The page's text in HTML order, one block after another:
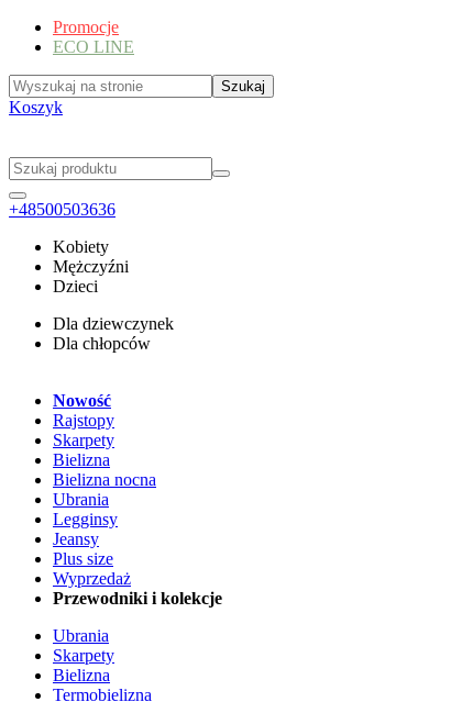
Promocje
ECO LINE
Koszyk
+48500503636
Kobiety
Mężczyźni
Dzieci
Dla dziewczynek
Dla chłopców
Nowość
Rajstopy
Skarpety
Bielizna
Bielizna nocna
Ubrania
Legginsy
Jeansy
Plus size
Wyprzedaż
Przewodniki i kolekcje
Ubrania
Skarpety
Bielizna
Termobielizna